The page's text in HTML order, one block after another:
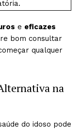
e eficazes
bom consultar
qualquer
na
do idoso pode